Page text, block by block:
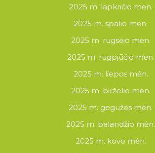
2025 m. lapkričio mėn.
2025 m. spalio mėn.
2025 m. rugsėjo mėn.
2025 m. rugpjūčio mėn.
2025 m. liepos mėn.
2025 m. birželio mėn.
2025 m. gegužės mėn.
2025 m. balandžio mėn.
2025 m. kovo mėn.